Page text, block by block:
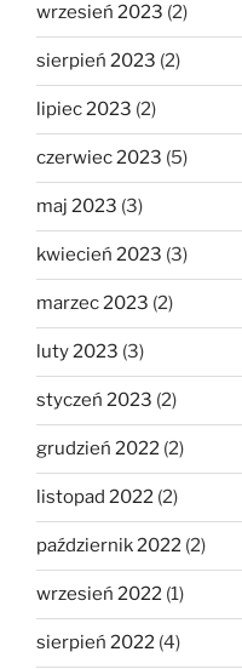
wrzesień 2023 (2)
sierpień 2023 (2)
lipiec 2023 (2)
czerwiec 2023 (5)
maj 2023 (3)
kwiecień 2023 (3)
marzec 2023 (2)
luty 2023 (3)
styczeń 2023 (2)
grudzień 2022 (2)
listopad 2022 (2)
październik 2022 (2)
wrzesień 2022 (1)
sierpień 2022 (4)